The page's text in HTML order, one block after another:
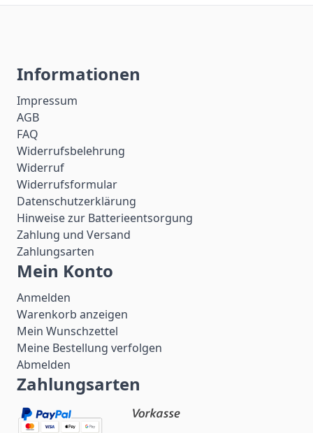
Informationen
Impressum
AGB
FAQ
Widerrufsbelehrung
Widerruf
Widerrufsformular
Datenschutzerklärung
Hinweise zur Batterieentsorgung
Zahlung und Versand
Zahlungsarten
Mein Konto
Anmelden
Warenkorb anzeigen
Mein Wunschzettel
Meine Bestellung verfolgen
Abmelden
Zahlungsarten